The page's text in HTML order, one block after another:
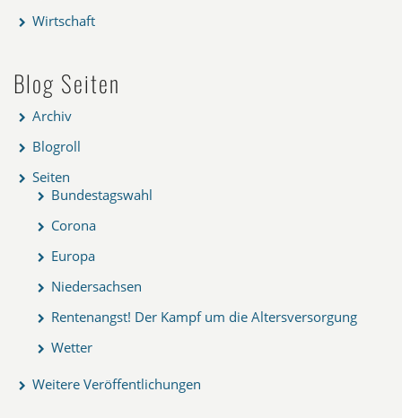
Wirtschaft
Blog Seiten
Archiv
Blogroll
Seiten
Bundestagswahl
Corona
Europa
Niedersachsen
Rentenangst! Der Kampf um die Altersversorgung
Wetter
Weitere Veröffentlichungen